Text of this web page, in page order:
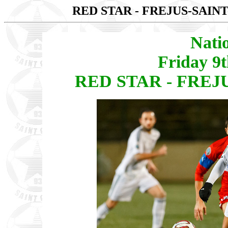
RED STAR - FREJUS-
Friday
RED STAR -